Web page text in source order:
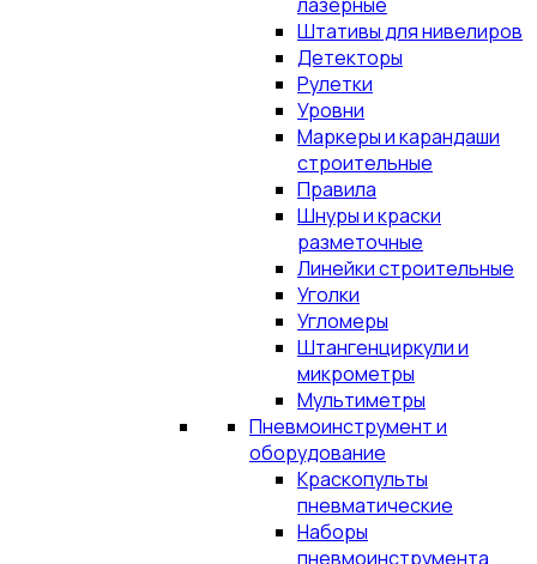
Штативы для нивелиров
Детекторы
Рулетки
Уровни
Маркеры и карандаши
строительные
Правила
Шнуры и краски
разметочные
Линейки строительные
Уголки
Угломеры
Штангенциркули и
микрометры
Мультиметры
Пневмоинструмент и
оборудование
Краскопульты
пневматические
Наборы
пневмоинструмента